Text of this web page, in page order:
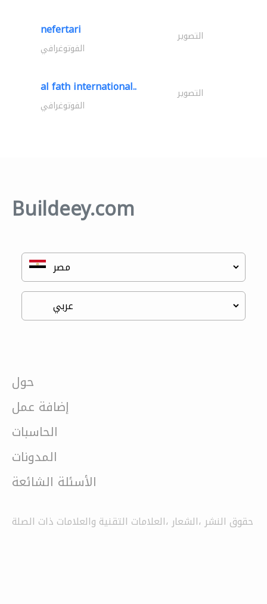
nefertari التصوير
الفوتوغرافي
al fath international.. التصوير
الفوتوغرافي
Buildeey.com
حول
إضافة عمل
الحاسبات
المدونات
الأسئلة الشائعة
حقوق النشر ،الشعار ،العلامات التقنية والعلامات ذات الصلة